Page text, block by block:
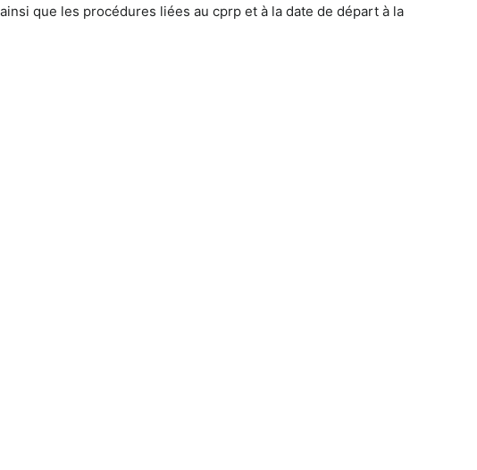
que les procédures liées au cprp et à la date de départ à la